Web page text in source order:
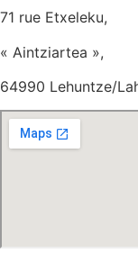
71 rue Etxeleku,
« Aintziartea »,
64990 Lehuntze/